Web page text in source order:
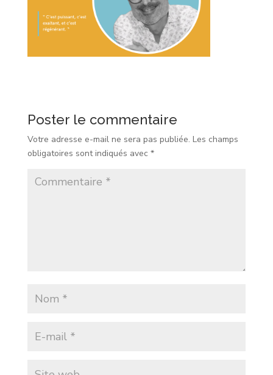
Poster le commentaire
Votre adresse e-mail ne sera pas publiée. Les champs
obligatoires sont indiqués avec *